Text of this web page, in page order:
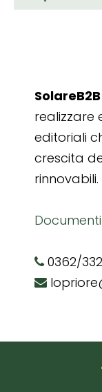
SolareB2B
realizzare
editoriali
crescita
rinnovabili.
Documenti
0362/